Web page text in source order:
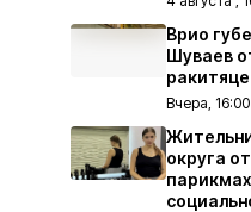
Врио
Шуваев
Вчера, 16:00
округа